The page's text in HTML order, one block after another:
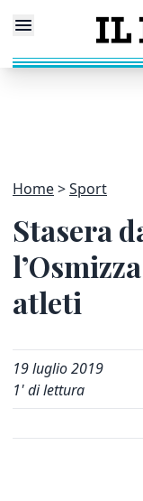
Home Sport
Stasera
atleti
19 luglio 2019
1' di lettura